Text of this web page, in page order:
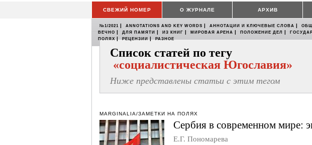
СВЕЖИЙ НОМЕР О ЖУРНАЛЕ АРХИВ
№1/2021 | ANNOTATIONS AND KEY WORDS | АННОТАЦИИ И КЛЮЧЕВЫЕ СЛОВА |
ВЕЧНО | ДЛЯ ПАМЯТИ | ИЗ КНИГ | МИРОВАЯ АРЕНА | ПОЛОЖЕНИЕ ДЕЛ |
ПОЛЯХ | РЕЦЕНЗИИ | РАЗНОЕ
Список статей по тегу
«социалистическая Югославия»
Ниже представлены статьи с этим тегом
MARGINALIA/ЗАМЕТКИ НА ПОЛЯХ
Сербия в современном мире:
Е.Г. Пономарева